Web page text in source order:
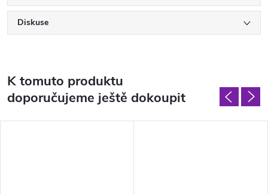
Diskuse
K tomuto produktu
doporučujeme ještě dokoupit